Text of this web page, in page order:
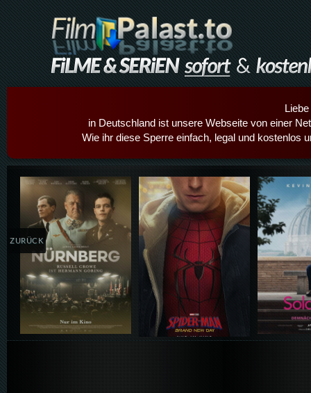
in Deutschland ist unsere Webseite von einer
Wie ihr diese Sperre einfach, legal und kostenlos
Details,Play Details,Play
ZURÜCK